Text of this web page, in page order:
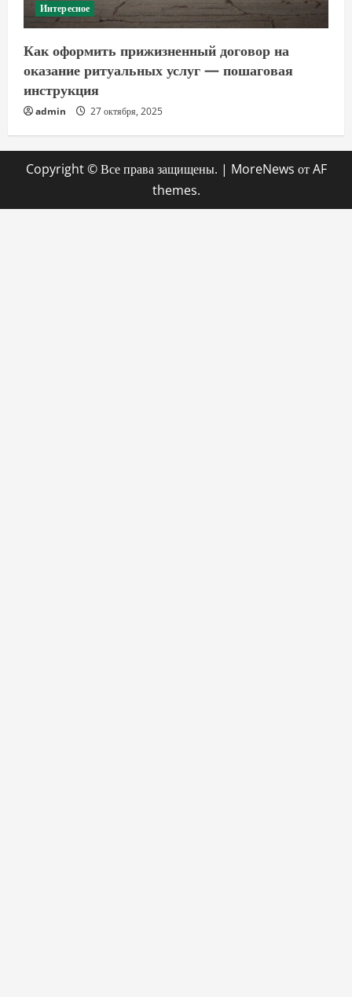
Интересное
Как оформить прижизненный договор на
оказание ритуальных услуг — пошаговая
инструкция
admin 27 октября, 2025
Copyright © Все права защищены. | MoreNews от AF
themes.